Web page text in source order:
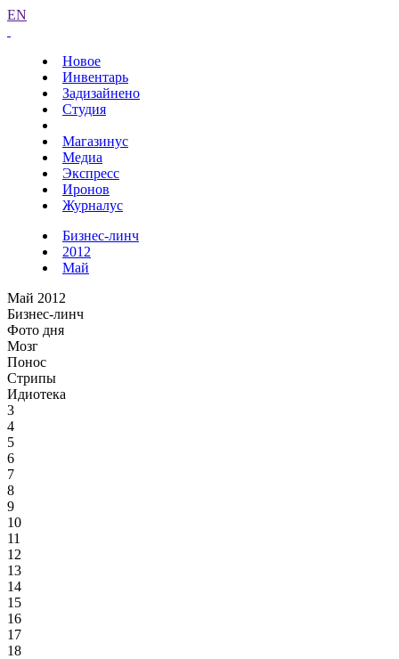
EN
Новое
Инвентарь
Задизайнено
Студия
Магазинус
Медиа
Экспресс
Иронов
Журналус
Бизнес-линч
2012
Май
Май 2012
Бизнес-линч
Фото дня
Мозг
Понос
Стрипы
Идиотека
3
4
5
6
7
8
9
10
11
12
13
14
15
16
17
18